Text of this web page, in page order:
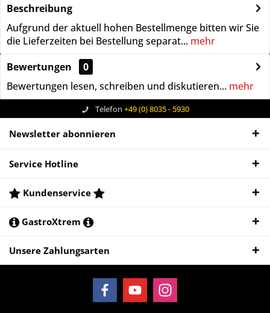
Beschreibung
Aufgrund der aktuell hohen Bestellmenge bitten wir Sie
die Lieferzeiten bei Bestellung separat... mehr
Bewertungen
0
Bewertungen lesen, schreiben und diskutieren... mehr
Telefon +49 (0) 8035 - 5930
Newsletter abonnieren
Service Hotline
Kundenservice
GastroXtrem
Unsere Zahlungsarten